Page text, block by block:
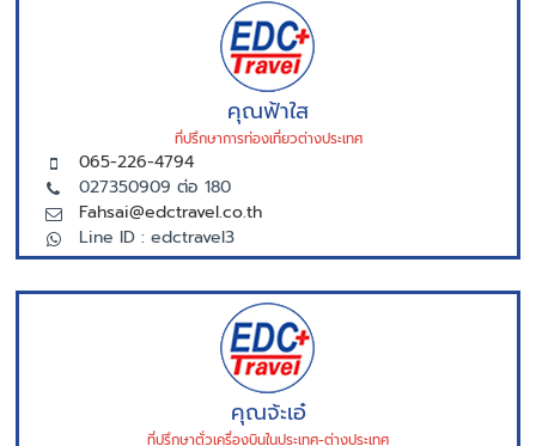
คุณฟ้าใส
ที่ปรึกษาการท่องเที่ยวต่างประเทศ
065-226-4794
027350909 ต่อ 180
Fahsai@edctravel.co.th
Line ID : edctravel3
คุณจ้ะเอ๋
ที่ปรึกษาตั่วเครื่องบินในประเทศ-ต่างประเทศ